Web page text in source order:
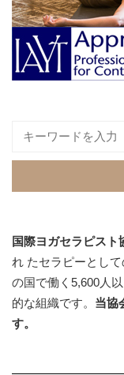
国際ヨガセラピスト
れ たセラピーとし
の国で働く5,600人
的な組織です。 当協
す。